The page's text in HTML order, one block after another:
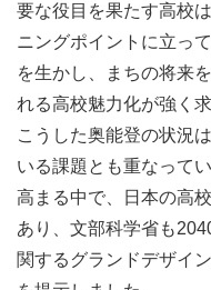
要な役目を果たす高校
ニングポイントに立っ
を生かし、まちの将来
れる高校魅力化が強く
こうした奥能登の状況
いる課題とも重なって
高まる中で、日本の高
あり、文部科学省も
関するグランドデザイ